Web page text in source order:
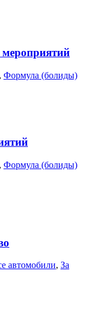
, Формула (болиды)
, Формула (болиды)
автомобили, За